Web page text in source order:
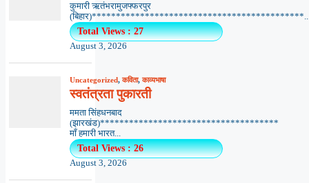
कुमारी ऋतंभरामुजफ्फरपुर
Total Views : 27
August 3, 2026
Uncategorized,कविता,काव्यभाषा
स्वतंत्रता पुकारती
ममता सिंहधनबाद
(झारखंड)*************************************
माँ हमारी भारत...
Total Views : 26
August 3, 2026